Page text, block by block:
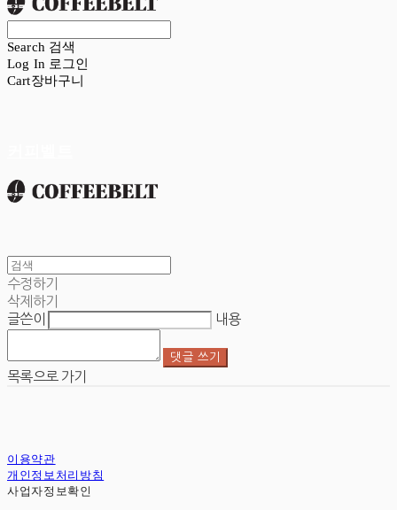
Search 검색
Log In 로그인
Cart장바구니
수정하기
삭제하기
글쓴이
내용
댓글 쓰기
목록으로 가기
이용약관
개인정보처리방침
사업자정보확인